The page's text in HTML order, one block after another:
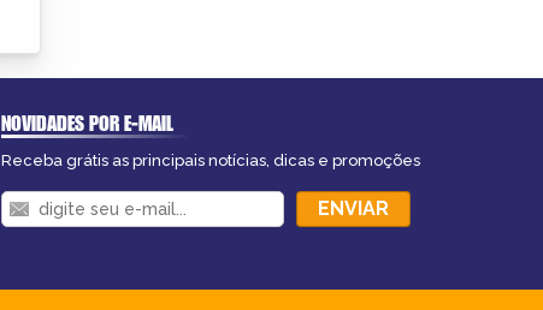
NOVIDADES POR E-MAIL
Receba grátis as principais notícias, dicas e promoções